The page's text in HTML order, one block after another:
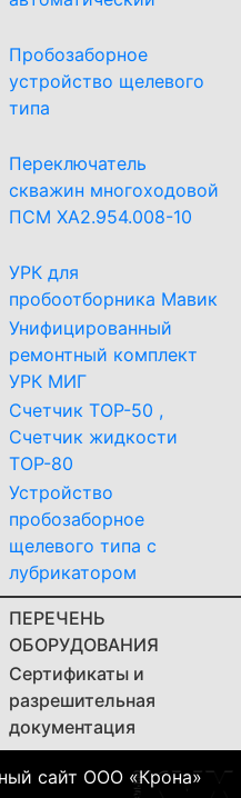
Пробозаборное
устройство щелевого
типа
Переключатель
скважин многоходовой
ПСМ ХА2.954.008-10
УРК для
пробоотборника Мавик
Унифицированный
ремонтный комплект
УРК МИГ
Счетчик ТОР-50 ,
Счетчик жидкости
ТОР-80
Устройство
пробозаборное
щелевого типа с
лубрикатором
ПЕРЕЧЕНЬ
ОБОРУДОВАНИЯ
Сертификаты и
разрешительная
документация
сайт ООО «Крона»